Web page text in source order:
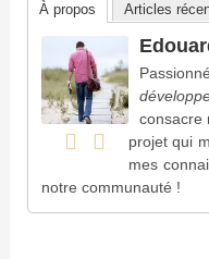
À propos Articles
consacre
projet qui
mes
notre communauté !